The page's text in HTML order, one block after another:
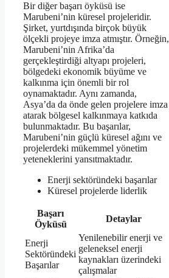
Bir diğer başarı öyküsü ise
Marubeni’nin küresel projeleridir.
Şirket, yurtdışında birçok büyük
ölçekli projeye imza atmıştır. Örneğin,
Marubeni’nin Afrika’da
gerçekleştirdiği altyapı projeleri,
bölgedeki ekonomik büyüme ve
kalkınma için önemli bir rol
oynamaktadır. Aynı zamanda,
Asya’da da önde gelen projelere imza
atarak bölgesel kalkınmaya katkıda
bulunmaktadır. Bu başarılar,
Marubeni’nin güçlü küresel ağını ve
projelerdeki mükemmel yönetim
yeteneklerini yansıtmaktadır.
Enerji sektöründeki başarılar
Küresel projelerde liderlik
Başarı
Öyküsü
Detaylar
Enerji
Sektöründeki
Başarılar
Yenilenebilir enerji ve
geleneksel enerji
kaynakları üzerindeki
çalışmalar